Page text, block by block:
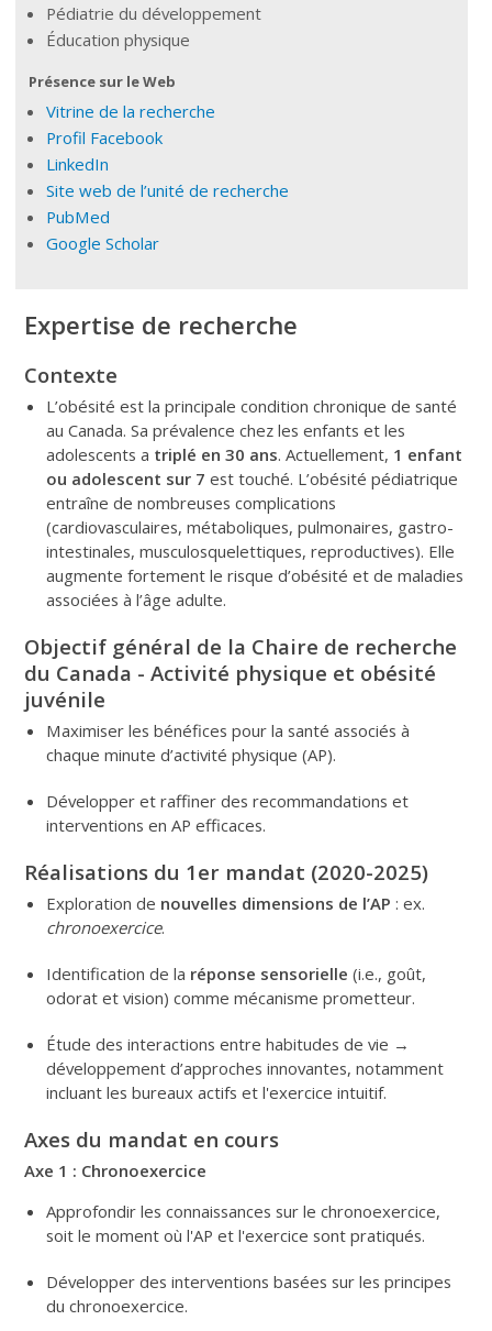
Pédiatrie du développement
Éducation physique
Présence sur le Web
Vitrine de la recherche
Profil Facebook
LinkedIn
Site web de l’unité de recherche
PubMed
Google Scholar
Expertise de recherche
Contexte
L’obésité est la principale condition chronique de santé
au Canada. Sa prévalence chez les enfants et les
adolescents a triplé en 30 ans. Actuellement, 1 enfant
ou adolescent sur 7 est touché. L’obésité pédiatrique
entraîne de nombreuses complications
(cardiovasculaires, métaboliques, pulmonaires, gastro-
intestinales, musculosquelettiques, reproductives). Elle
augmente fortement le risque d’obésité et de maladies
associées à l’âge adulte.
Objectif général de la Chaire de recherche
du Canada - Activité physique et obésité
juvénile
Maximiser les bénéfices pour la santé associés à
chaque minute d’activité physique (AP).
Développer et raffiner des recommandations et
interventions en AP efficaces.
Réalisations du 1er mandat (2020-2025)
Exploration de nouvelles dimensions de l’AP : ex.
chronoexercice.
Identification de la réponse sensorielle (i.e., goût,
odorat et vision) comme mécanisme prometteur.
Étude des interactions entre habitudes de vie →
développement d’approches innovantes, notamment
incluant les bureaux actifs et l'exercice intuitif.
Axes du mandat en cours
Axe 1 : Chronoexercice
Approfondir les connaissances sur le chronoexercice,
soit le moment où l'AP et l'exercice sont pratiqués.
Développer des interventions basées sur les principes
du chronoexercice.